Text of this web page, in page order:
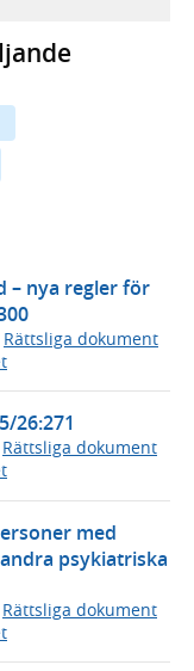
– nya regler för
Rättsliga dokument
26:271
Rättsliga dokument
med
psykiatriska
Rättsliga dokument